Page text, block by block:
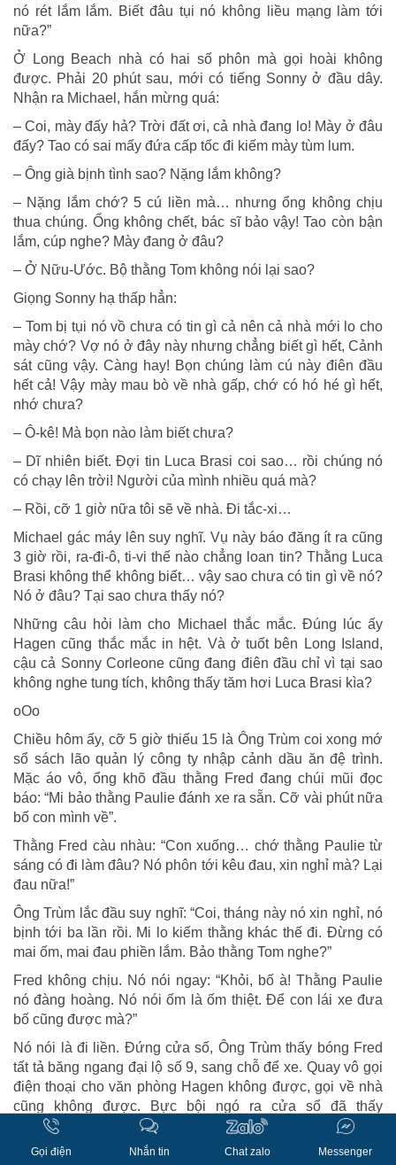
nó rét lắm lắm. Biết đâu tụi nó không liều mạng làm tới
nữa?”
Ở Long Beach nhà có hai số phôn mà gọi hoài không
được. Phải 20 phút sau, mới có tiếng Sonny ở đầu dây.
Nhận ra Michael, hắn mừng quá:
– Coi, mày đấy hả? Trời đất ơi, cả nhà đang lo! Mày ở đâu
đấy? Tao có sai mấy đứa cấp tốc đi kiếm mày tùm lum.
– Ông già bịnh tình sao? Nặng lắm không?
– Nặng lắm chớ? 5 cú liền mà… nhưng ổng không chịu
thua chúng. Ổng không chết, bác sĩ bảo vậy! Tao còn bận
lắm, cúp nghe? Mày đang ở đâu?
– Ở Nữu-Ước. Bộ thằng Tom không nói lại sao?
Giọng Sonny hạ thấp hẳn:
– Tom bị tụi nó vồ chưa có tin gì cả nên cả nhà mới lo cho
mày chớ? Vợ nó ở đây này nhưng chẳng biết gì hết, Cảnh
sát cũng vậy. Càng hay! Bọn chúng làm cú này điên đầu
hết cả! Vậy mày mau bò về nhà gấp, chớ có hó hé gì hết,
nhớ chưa?
– Ô-kê! Mà bọn nào làm biết chưa?
– Dĩ nhiên biết. Đợi tin Luca Brasi coi sao… rồi chúng nó
có chạy lên trời! Người của mình nhiều quá mà?
– Rồi, cỡ 1 giờ nữa tôi sẽ về nhà. Đi tắc-xi…
Michael gác máy lên suy nghĩ. Vụ này báo đăng ít ra cũng
3 giờ rồi, ra-đi-ô, ti-vi thế nào chẳng loan tin? Thằng Luca
Brasi không thể không biết… vậy sao chưa có tin gì về nó?
Nó ở đâu? Tại sao chưa thấy nó?
Những câu hỏi làm cho Michael thắc mắc. Đúng lúc ấy
Hagen cũng thắc mắc in hệt. Và ở tuốt bên Long Island,
cậu cả Sonny Corleone cũng đang điên đầu chỉ vì tại sao
không nghe tung tích, không thấy tăm hơi Luca Brasi kìa?
oOo
Chiều hôm ấy, cỡ 5 giờ thiếu 15 là Ông Trùm coi xong mớ
sổ sách lão quản lý công ty nhập cảnh dầu ăn đệ trình.
Mặc áo vô, ổng khõ đầu thằng Fred đang chúi mũi đọc
báo: “Mi bảo thằng Paulie đánh xe ra sẵn. Cỡ vài phút nữa
bố con mình về”.
Thằng Fred càu nhàu: “Con xuống… chớ thằng Paulie từ
sáng có đi làm đâu? Nó phôn tới kêu đau, xin nghỉ mà? Lại
đau nữa!”
Ông Trùm lắc đầu suy nghĩ: “Coi, tháng này nó xin nghỉ, nó
bịnh tới ba lần rồi. Mi lo kiếm thằng khác thế đi. Đừng có
mai ốm, mai đau phiền lắm. Bảo thằng Tom nghe?”
Fred không chịu. Nó nói ngay: “Khỏi, bố à! Thằng Paulie
nó đàng hoàng. Nó nói ốm là ốm thiệt. Để con lái xe đưa
bố cũng được mà?”
Nó nói là đi liền. Đứng cửa số, Ông Trùm thấy bóng Fred
tất tả băng ngang đại lộ số 9, sang chỗ để xe. Quay vô gọi
điện thoại cho văn phòng Hagen không được, gọi về nhà
cũng không được. Bực bội ngó ra cửa sổ đã thấy
chiếcBuick đậu sẵn đằng trước, thằng Fred đứng dựa
lưng vô cửa xe ngó thiên hạ tíu tít đi mua bán. Thằng quản
Gọi điện Nhắn tin Chat zalo Messenger